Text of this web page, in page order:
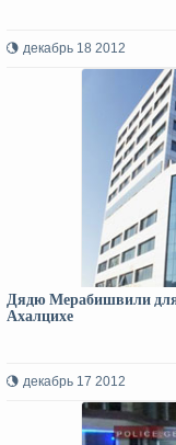
декабрь 18 2012
Дядю Мерабишвили для
Ахалцихе
декабрь 17 2012